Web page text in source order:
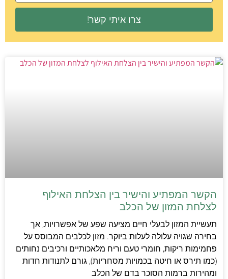
צרו איתי קשר!
הקשר המפתיע והישיר בין הצלחת האילוף
לצלחת המזון של הכלב
תעשיית המזון לבעלי חיים מציעה שפע של אפשרויות, אך
בחירה שגויה עלולה לעלות ביוקר. מזון לכלבים המבוסס על
פחמימות ריקות, חומרי טעם וריח מלאכותיים ורכיבים נחותים
(כמו תירס או חיטה בכמויות מסחריות), גורם לתנודות חדות
ומהירות ברמות הסוכר בדם של הכלב